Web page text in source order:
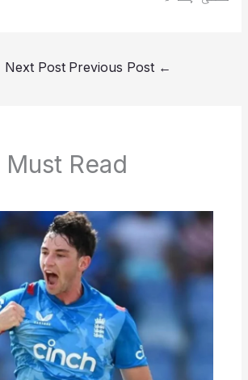
←
Next Post
Must Read